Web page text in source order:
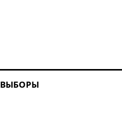
ВЫБОРЫ